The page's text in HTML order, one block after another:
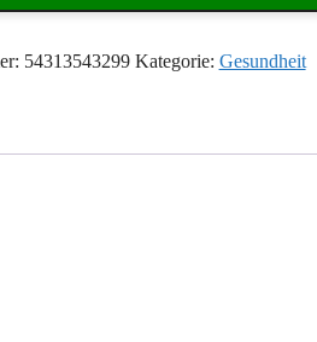
54313543299 Kategorie: Gesundheit